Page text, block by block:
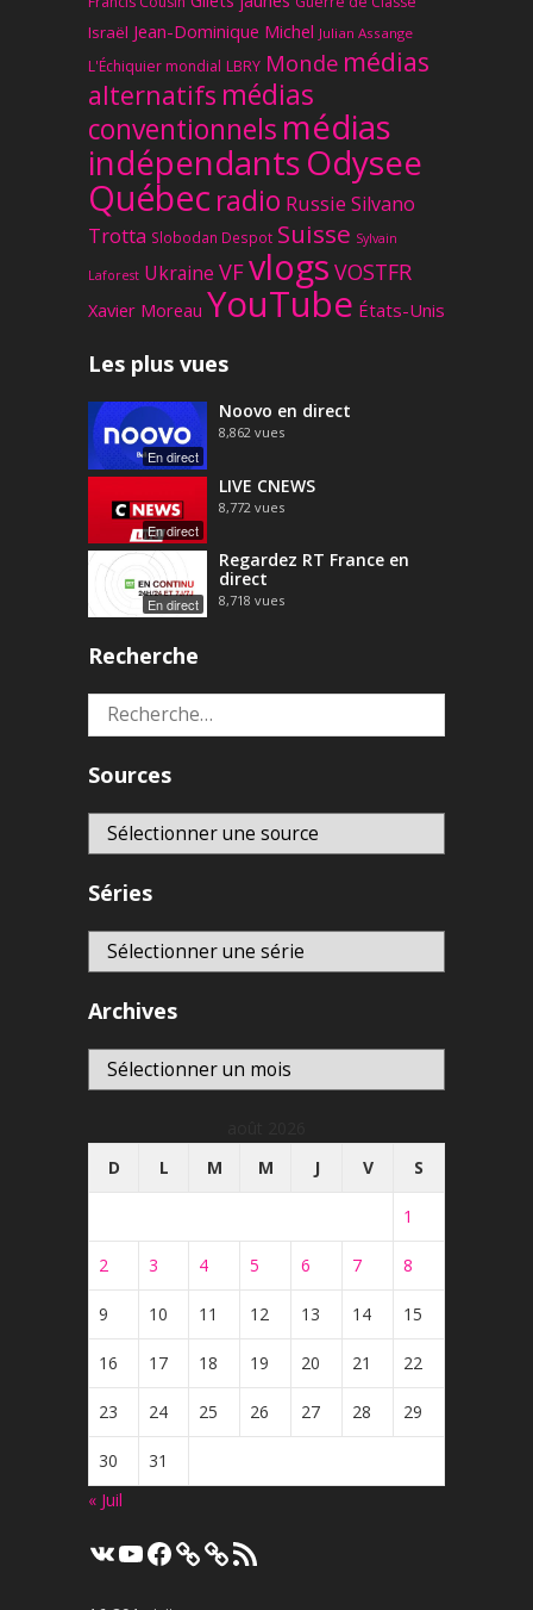
Israël Jean-Dominique Michel Julian Assange
L'Échiquier mondial LBRY Monde médias
alternatifs médias
conventionnels médias
indépendantsOdysee
Québec radio Russie Silvano
Trotta Slobodan Despot Suisse Sylvain
Laforest Ukraine VFvlogs VOSTFR
Xavier Moreau YouTube États-Unis
Les plus vues
En direct
Noovo en direct
8,862 vues
En direct
LIVE CNEWS
8,772 vues
En direct
Regardez RT France en
direct
8,718 vues
Recherche
Rechercher :
Sources
Séries
Archives
Archives
D
L M M J V S
1
2 3 4 5 6 7 8
9 10 11 12 13 14 15
16 17 18 19 20 21 22
23 24 25 26 27 28 29
30
31
« Juil
VK YouTube
Facebook Flux
RSS